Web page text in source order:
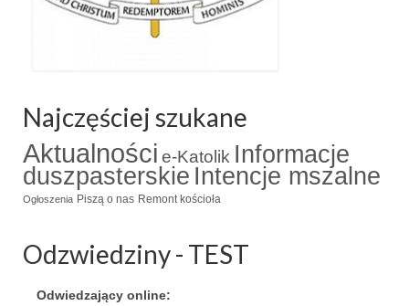
Najczęściej szukane
Aktualności e-Katolik Informacje
duszpasterskie Intencje mszalne
Ogłoszenia Piszą o nas Remont kościoła
Odzwiedziny - TEST
Odwiedzający online: